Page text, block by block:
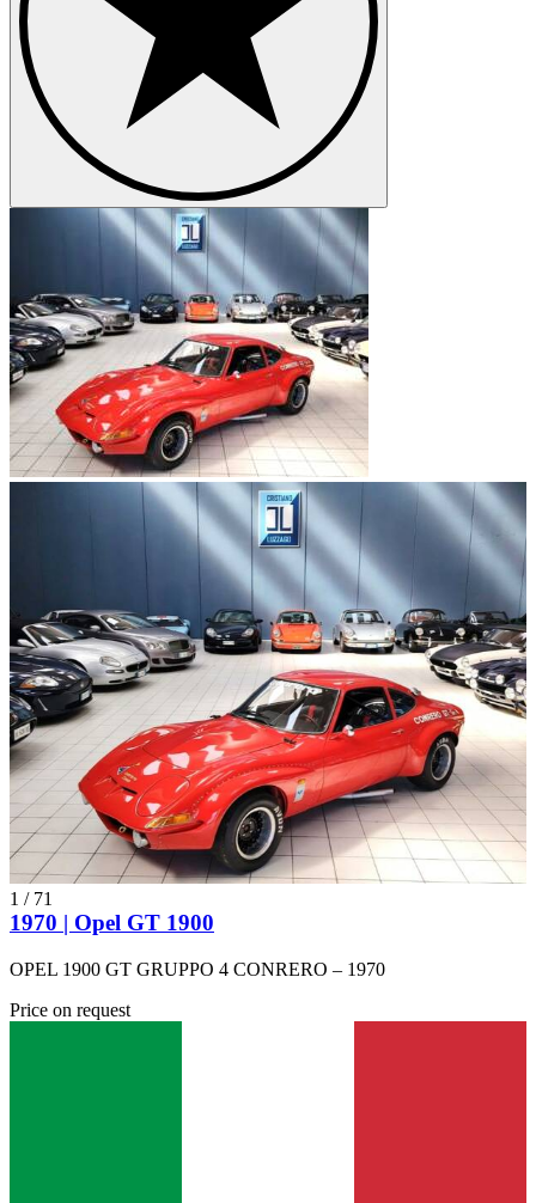
1 / 71
1970 | Opel GT 1900
OPEL 1900 GT GRUPPO 4 CONRERO – 1970
Price on request